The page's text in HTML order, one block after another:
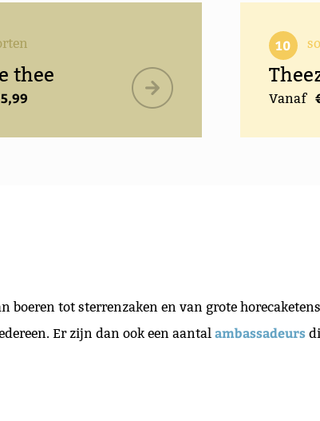
thee
10
Vanaf
tot sterrenzaken en van grote
Er zijn dan ook een aantal ambassadeurs